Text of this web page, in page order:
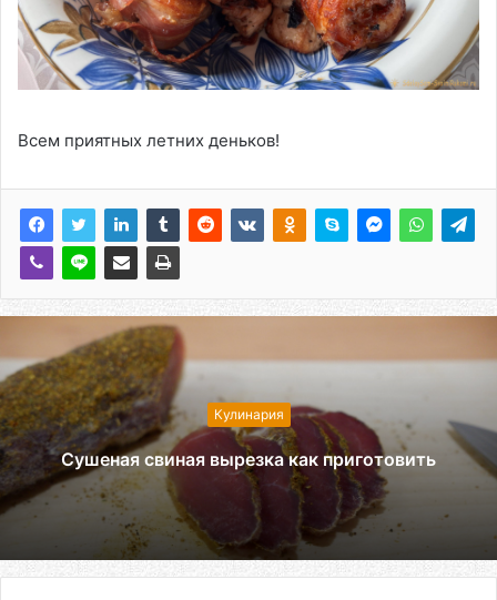
Всем приятных летних деньков!
Кулинария
Сушеная свиная вырезка как приготовить